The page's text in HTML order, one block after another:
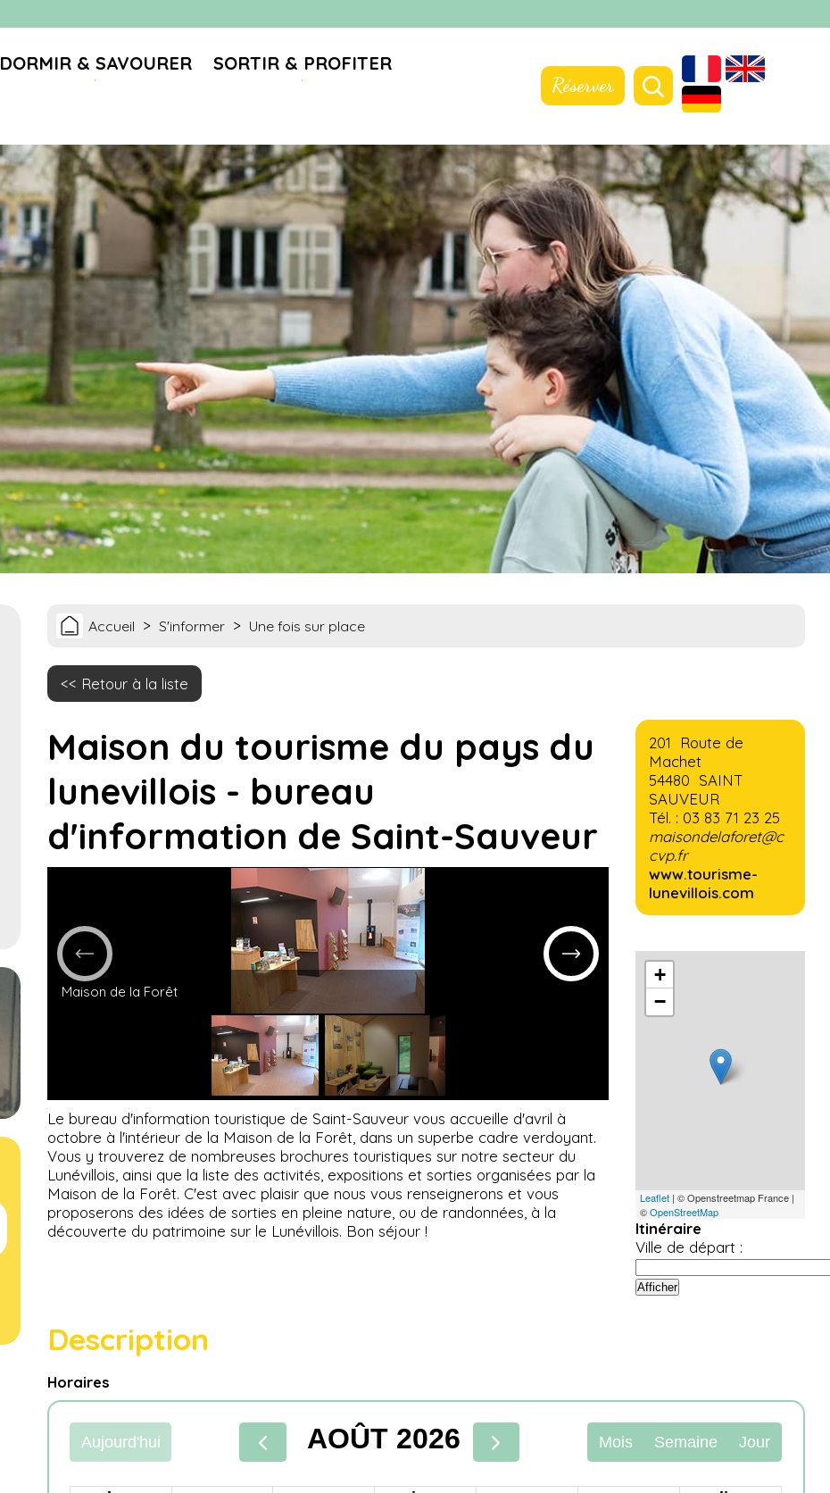
DORMIR & SAVOURER
SORTIR & PROFITER
Réserver
Accueil > S'informer > Une fois sur place
Retour à la liste
Maison du tourisme du pays du
lunevillois - bureau
d'information de Saint-Sauveur
Maison de la Forêt
Le bureau d'information touristique de Saint-Sauveur vous accueille d'avril à
octobre à l'intérieur de la Maison de la Forêt, dans un superbe cadre verdoyant.
Vous y trouverez de nombreuses brochures touristiques sur notre secteur du
Lunévillois, ainsi que la liste des activités, expositions et sorties organisées par la
Maison de la Forêt. C'est avec plaisir que nous vous renseignerons et vous
proposerons des idées de sorties en pleine nature, ou de randonnées, à la
découverte du patrimoine sur le Lunévillois. Bon séjour !
201 Route de
Machet
54480 SAINT
SAUVEUR
Tél. : 03 83 71 23 25
maisondelaforet@c
cvp.fr
www.tourisme-
lunevillois.com
+
−
Leaflet | © Openstreetmap France |
©OpenStreetMap
Itinéraire
Ville de départ :
Description
Horaires